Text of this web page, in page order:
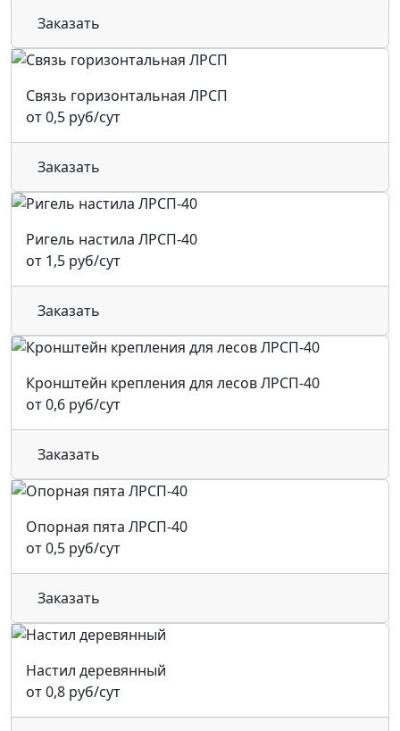
Заказать
Связь горизонтальная ЛРСП
от 0,5 руб/сут
Заказать
Ригель настила ЛРСП-40
от 1,5 руб/сут
Заказать
Кронштейн крепления для лесов ЛРСП-40
от 0,6 руб/сут
Заказать
Опорная пята ЛРСП-40
от 0,5 руб/сут
Заказать
Настил деревянный
от 0,8 руб/сут